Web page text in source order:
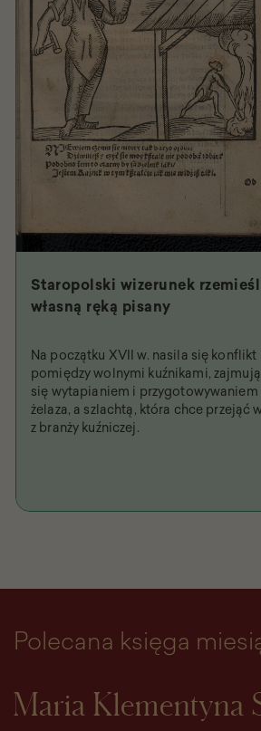
Staropolski wizerunek
własną ręką pisany
Na początku XVII w. nasila się konflikt
pomiędzy wolnymi kuźnikami,
się wytapianiem i przygotowywaniem
żelaza, a szlachtą, która chce przejąć
z branży kuźniczej.
Polecana księga
Maria Klementyna